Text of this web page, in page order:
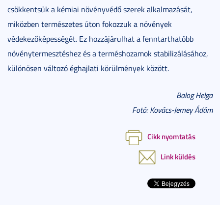
csökkentsük a kémiai növényvédő szerek alkalmazását,
miközben természetes úton fokozzuk a növények
védekezőképességét. Ez hozzájárulhat a fenntarthatóbb
növénytermesztéshez és a terméshozamok stabilizálásához,
különösen változó éghajlati körülmények között.
Balog Helga
Fotó: Kovács-Jerney Ádám
Cikk nyomtatás
Link küldés